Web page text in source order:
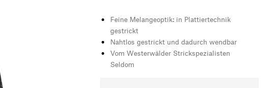
Feine Melangeoptik: in Plattiertechnik
gestrickt
Nahtlos gestrickt und dadurch wendbar
Vom Westerwälder Strickspezialisten
Seldom